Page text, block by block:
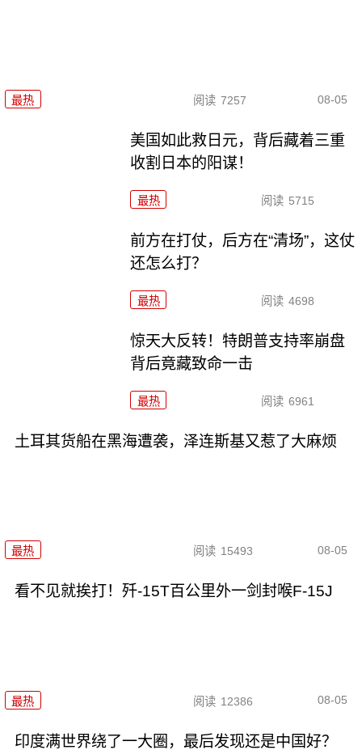
最热 阅读 7257 08-05
美国如此救日元，背后藏着三重
收割日本的阳谋！
最热 阅读 5715
前方在打仗，后方在“清场”，这仗
还怎么打？
最热 阅读 4698
惊天大反转！特朗普支持率崩盘
背后竟藏致命一击
最热 阅读 6961
土耳其货船在黑海遭袭，泽连斯基又惹了大麻烦
最热 阅读 15493 08-05
看不见就挨打！歼-15T百公里外一剑封喉F-15J
最热 阅读 12386 08-05
印度满世界绕了一大圈，最后发现还是中国好？